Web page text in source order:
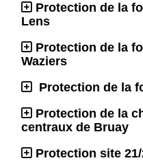
Protection de la
Lens
Protection de la
Waziers
Protection de la
Protection de la
centraux de Bruay
Protection site